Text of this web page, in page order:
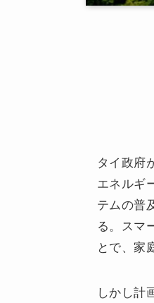
タイ政府
エネルギ
テムの普
る。スマ
とで、家
しかし計